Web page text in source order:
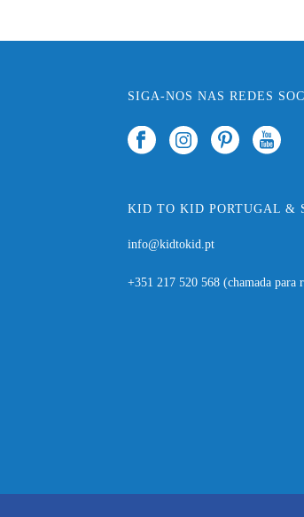
SIGA-NOS NAS REDES
KID TO KID PORTUGAL &
info@kidtokid.pt
+351 217 520 568 (chamada para